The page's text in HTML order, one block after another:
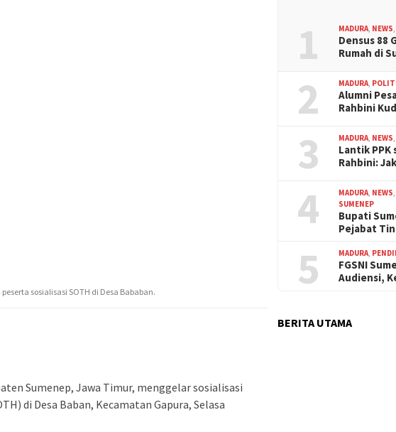
sosialisasi SOTH di Desa Bababan.
Sumenep, Jawa Timur, menggelar sosialisasi
di Desa Baban, Kecamatan Gapura, Selasa
1 MADURA NEWS
Densus 88
Rumah di
2 MADURA
Alumni
Rahbini
3 MADURA NEWS
Lantik PPK
Rahbini:
4 MADURA NEWS
SUMENEP
Bupati
Pejabat
5 MADURA
FGSNI
Audiensi,
BERITA UTAMA